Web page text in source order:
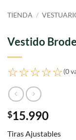
TIENDA /
Vestido
☆☆☆☆☆(0
$15.990
Tiras Ajustables